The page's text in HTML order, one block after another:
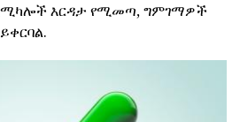
እርዳታ የሚመጣ, ግምገማዎች